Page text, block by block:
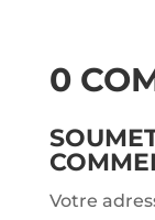
0
Votre